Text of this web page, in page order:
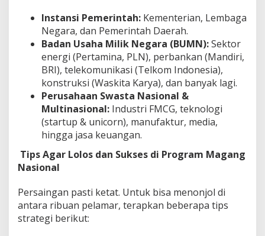
Instansi Pemerintah: Kementerian, Lembaga
Negara, dan Pemerintah Daerah.
Badan Usaha Milik Negara (BUMN):Sektor
energi (Pertamina, PLN), perbankan (Mandiri,
BRI), telekomunikasi (Telkom Indonesia),
konstruksi (Waskita Karya), dan banyak lagi.
Perusahaan Swasta Nasional &
Multinasional: Industri FMCG, teknologi
(startup & unicorn), manufaktur, media,
hingga jasa keuangan.
Tips Agar Lolos dan Sukses di Program Magang
Nasional
Persaingan pasti ketat. Untuk bisa menonjol di
antara ribuan pelamar, terapkan beberapa tips
strategi berikut: